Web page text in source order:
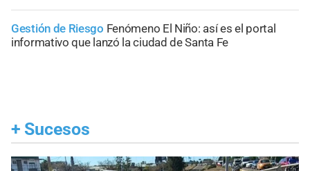
Gestión de Riesgo Fenómeno El Niño: así es el portal
informativo que lanzó la ciudad de Santa Fe
+ Sucesos